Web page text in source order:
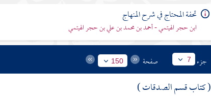
تحفة المحتاج في شرح المنهاج
ابن حجر الهيتمي - أحمد بن محمد بن علي بن حجر الهيتمي
جزء 7 صفحة 150
( كتاب قسم الصدقات )